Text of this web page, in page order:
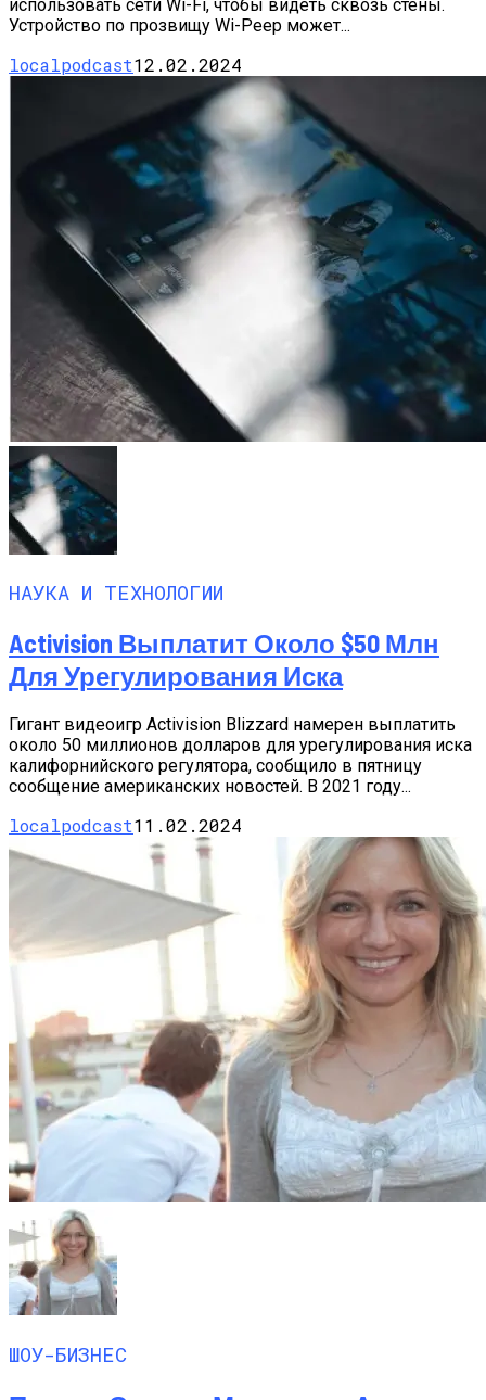
использовать сети Wi-Fi, чтобы видеть сквозь стены.
Устройство по прозвищу Wi-Peep может...
localpodcast12.02.2024
НАУКА И ТЕХНОЛОГИИ
Activision Выплатит Около $50 Млн
Для Урегулирования Иска
Гигант видеоигр Activision Blizzard намерен выплатить
около 50 миллионов долларов для урегулирования иска
калифорнийского регулятора, сообщило в пятницу
сообщение американских новостей. В 2021 году...
localpodcast11.02.2024
ШОУ-БИЗНЕС